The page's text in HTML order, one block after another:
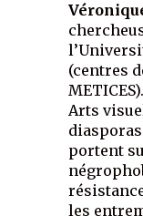
(centres
Arts
diasporas
portent
les